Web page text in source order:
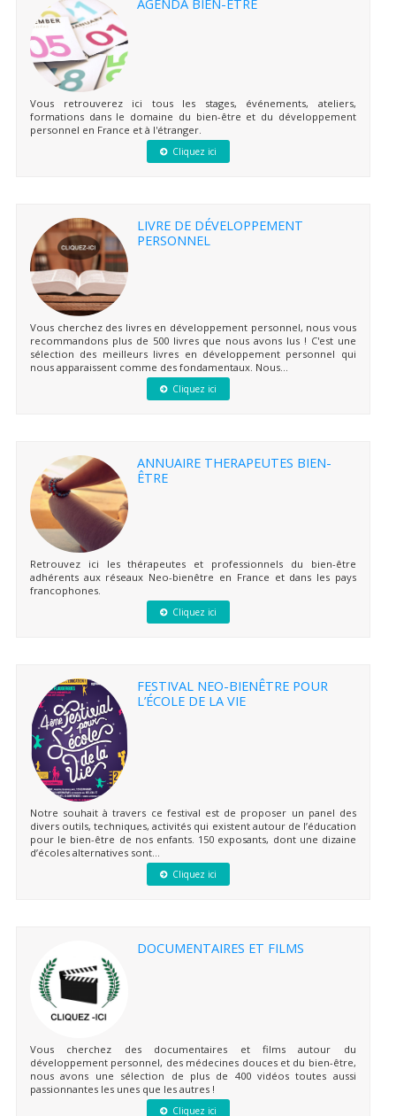
Vous retrouverez ici tous les stages, événements, ateliers,
formations dans le domaine du bien-être et du développement
personnel en France et à l'étranger.
Cliquez ici
LIVRE DE DÉVELOPPEMENT
PERSONNEL
Vous cherchez des livres en développement personnel, nous vous
recommandons plus de 500 livres que nous avons lus ! C'est une
sélection des meilleurs livres en développement personnel qui
nous apparaissent comme des fondamentaux. Nous...
Cliquez ici
ANNUAIRE THERAPEUTES BIEN-
ÊTRE
Retrouvez ici les thérapeutes et professionnels du bien-être
adhérents aux réseaux Neo-bienêtre en France et dans les pays
francophones.
Cliquez ici
FESTIVAL NEO-BIENÊTRE POUR
L’ÉCOLE DE LA VIE
Notre souhait à travers ce festival est de proposer un panel des
divers outils, techniques, activités qui existent autour de l’éducation
pour le bien-être de nos enfants. 150 exposants, dont une dizaine
d’écoles alternatives sont...
Cliquez ici
DOCUMENTAIRES ET FILMS
Vous cherchez des documentaires et films autour du
développement personnel, des médecines douces et du bien-être,
nous avons une sélection de plus de 400 vidéos toutes aussi
passionnantes les unes que les autres !
Cliquez ici